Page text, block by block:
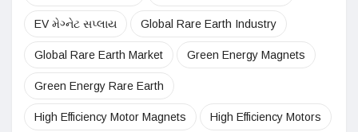
EV મેગ્નેટ સપ્લાય Global Rare Earth Industry
Global Rare Earth Market Green Energy Magnets
Green Energy Rare Earth
High Efficiency Motor Magnets High Efficiency Motors